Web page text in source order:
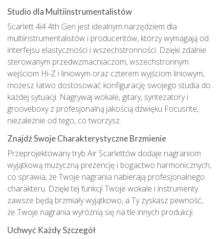
Studio dla Multiinstrumentalistów
Scarlett 4i4 4th Gen jest idealnym narzędziem dla
multiinstrumentalistów i producentów, którzy wymagają od
interfejsu elastyczności i wszechstronności. Dzięki zdalnie
sterowanym przedwzmacniaczom, wszechstronnym
wejściom Hi-Z i liniowym oraz czterem wyjściom liniowym,
możesz łatwo dostosować konfigurację swojego studia do
każdej sytuacji. Nagrywaj wokale, gitary, syntezatory i
grooveboxy z profesjonalną jakością dźwięku Focusrite,
niezależnie od tego, co tworzysz.
Znajdź Swoje Charakterystyczne Brzmienie
Przeprojektowany tryb Air Scarlettów dodaje nagraniom
wyjątkową muzyczną prezencję i bogactwo harmonicznych,
co sprawia, że Twoje nagrania nabierają profesjonalnego
charakteru. Dzięki tej funkcji Twoje wokale i instrumenty
zawsze będą brzmiały wyjątkowo, a Ty zyskasz pewność,
że Twoje nagrania wyróżnią się na tle innych produkcji.
Uchwyć Każdy Szczegół